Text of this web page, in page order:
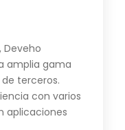
Deveho
amplia gama
terceros.
con varios
aplicaciones